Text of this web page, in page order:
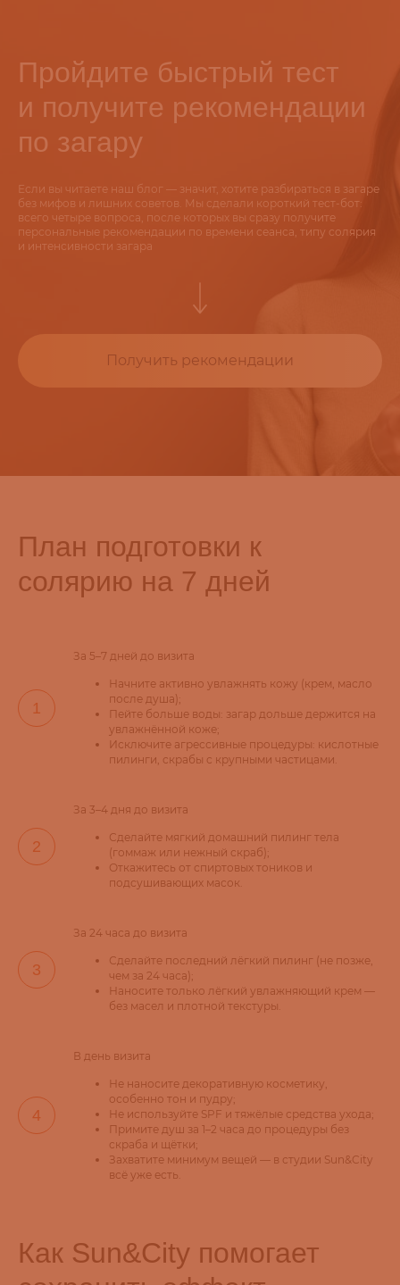
Пройдите быстрый тест
и получите рекомендации
по загару
Если вы читаете наш блог — значит, хотите разбираться в загаре
без мифов и лишних советов. Мы сделали короткий тест-бот:
всего четыре вопроса, после которых вы сразу получите
персональные рекомендации по времени сеанса, типу солярия
и интенсивности загара
Получить рекомендации
План подготовки к
солярию на 7 дней
За 5–7 дней до визита
Начните активно увлажнять кожу (крем, масло
после душа);
Пейте больше воды: загар дольше держится на
увлажнённой коже;
Исключите агрессивные процедуры: кислотные
пилинги, скрабы с крупными частицами.
За 3–4 дня до визита
Сделайте мягкий домашний пилинг тела
(гоммаж или нежный скраб);
Откажитесь от спиртовых тоников и
подсушивающих масок.
За 24 часа до визита
Сделайте последний лёгкий пилинг (не позже,
чем за 24 часа);
Наносите только лёгкий увлажняющий крем —
без масел и плотной текстуры.
В день визита
Не наносите декоративную косметику,
особенно тон и пудру;
Не используйте SPF и тяжёлые средства ухода;
Примите душ за 1–2 часа до процедуры без
скраба и щётки;
Захватите минимум вещей — в студии Sun&City
всё уже есть.
Как Sun&City помогает